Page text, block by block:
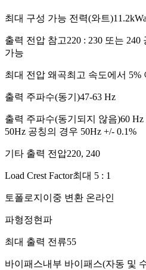
최대 구성 가능 전력(와트)
출력 전압 참고220 : 230 또는
가능
최대 전압 왜곡최고 속도에서 5%
출력 주파수(동기)47-63 Hz
출력 주파수(동기되지 않음)60 Hz
50Hz 공칭의 경우 50Hz +/- 0.1%
기타 출력 전압220, 240
Load Crest Factor최대 5 : 1
토폴로지 이중 변환 온라인
파형정현파
최대 출력 전류55
바이패스내부 바이패스(자동 및